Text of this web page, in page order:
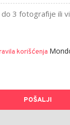
3 fotografije ili
korišćenja
POŠALJI